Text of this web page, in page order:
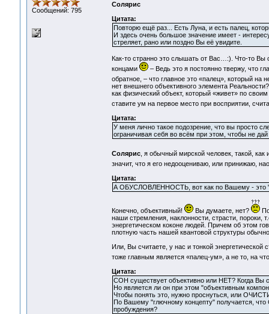
Сообщений: 795
Солярис
Цитата:
Повторю ещё раз... Есть Луна, и есть палец,
И здесь очень большое значение имеет -
стреляет, рано или поздно Вы её увидите.
Как-то странно это слышать от Вас…:). Что-то Вы
концами
– Ведь это я постоянно твержу, что
обратное, – что главное это «палец», который на
нет внешнего объективного элемента
как физический объект, который «живет» по
ставите ум на первое место при восприятии,
Цитата:
У меня лично такое подозрение, что вы просто
ограничивая себя во всём при этом, чтобы не дай
Солярис, я обычный мирской человек, такой,
значит, что я его недооцениваю, или принижаю,
Цитата:
А ОБУСЛОВЛЕННОСТЬ, вот как по Вашему - это
Конечно, объективный! Вы думаете, нет?
наши стремления, наклонности, страсти, пороки,
энергетическом коконе людей. Причем об этом
плотную часть нашей квантовой структуры
Или, Вы считаете, у нас и тонкой
тоже главным является «палец-ум», а не то, на
Цитата:
СОН существует объективно или НЕТ? Когда Вы
Но является ли он при этом "объективным
Чтобы понять это, нужно проснуться, или
По Вашему "глючному концепту" получается,
пробуждения?